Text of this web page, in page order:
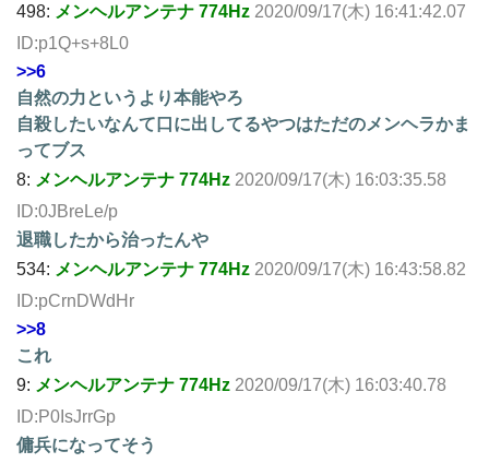
498: メンヘルアンテナ 774Hz 2020/09/17(木) 16:41:42.07
ID:p1Q+s+8L0
>>6
自然の力というより本能やろ
自殺したいなんて口に出してるやつはただのメンヘラかま
ってブス
8: メンヘルアンテナ 774Hz 2020/09/17(木) 16:03:35.58
ID:0JBreLe/p
退職したから治ったんや
534: メンヘルアンテナ 774Hz 2020/09/17(木) 16:43:58.82
ID:pCrnDWdHr
>>8
これ
9: メンヘルアンテナ 774Hz 2020/09/17(木) 16:03:40.78
ID:P0IsJrrGp
傭兵になってそう